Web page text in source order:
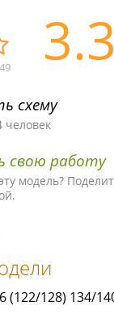
49 3.3
схему
человек
свою работу
модель?
(122/128) 134/